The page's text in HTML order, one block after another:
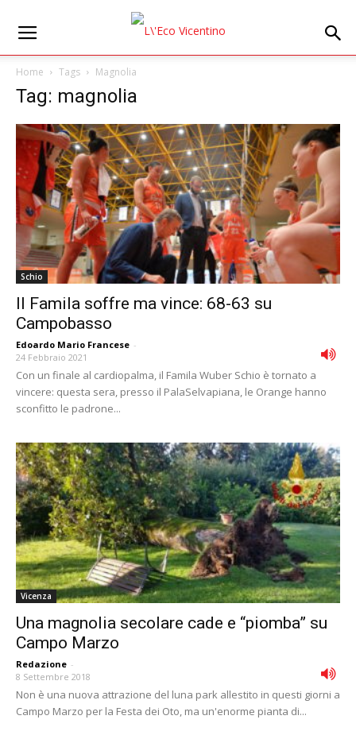
Home Tags Magnolia
Tag: magnolia
Schio
Il Famila soffre ma vince: 68-63 su
Campobasso
Edoardo Mario Francese -
24 Febbraio 2021
Con un finale al cardiopalma, il Famila Wuber Schio è tornato a
vincere: questa sera, presso il PalaSelvapiana, le Orange hanno
sconfitto le padrone...
Vicenza
Una magnolia secolare cade e “piomba” su
Campo Marzo
Redazione -
8 Settembre 2018
Non è una nuova attrazione del luna park allestito in questi giorni a
Campo Marzo per la Festa dei Oto, ma un'enorme pianta di...